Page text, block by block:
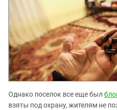
Однако поселок все еще был
взяты под охрану, жителям не